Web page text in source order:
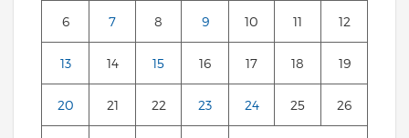
6 7 8 9 10 11 12
13 14 15 16 17 18 19
20 21 22 23 24 25 26